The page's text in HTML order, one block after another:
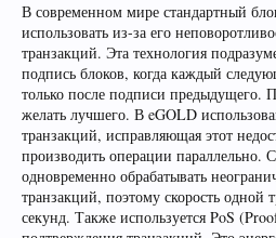
В современном мире стандартный
использовать из-за его
транзакций. Эта технология
подпись блоков, когда каждый
только после подписи предыдущего.
желать лучшего. В eGOLD
транзакций, исправляющая этот
производить операции параллельно.
одновременно обрабатывать
транзакций, поэтому скорость
секунд. Также используется PoS